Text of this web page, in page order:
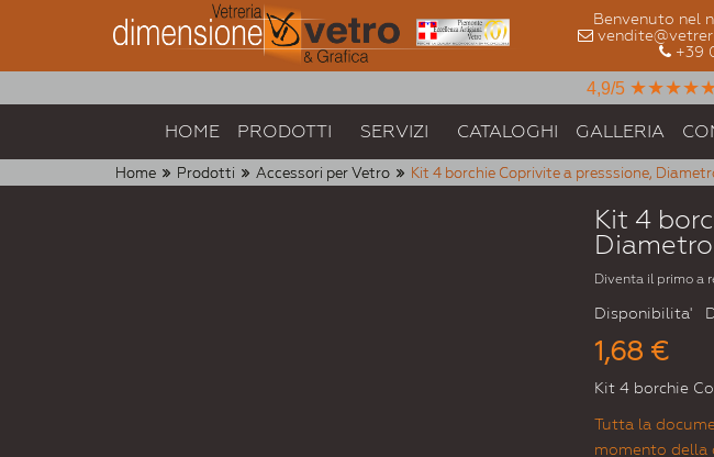
Benvenuto nel
+39
4,9/5
HOME PRODOTTI SERVIZI CATALOGHI GALLERIA
Home Prodotti Accessori per Vetro Kit 4 borchie Coprivite a presssione,
Kit 4
Diventa il primo a
Disponibilita'
1,68 €
Kit 4 borchie
Tutta la
momento della